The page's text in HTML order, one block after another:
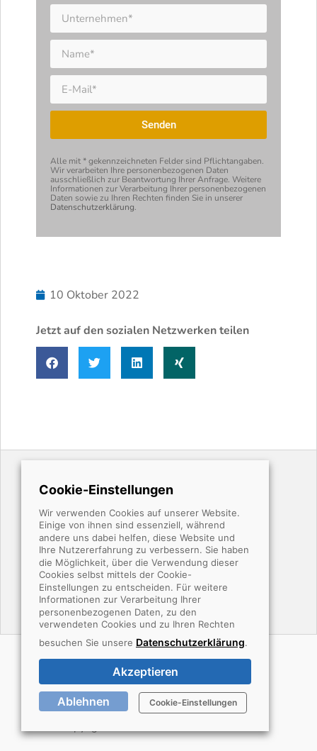
Senden
Alle mit * gekennzeichneten Felder sind Pflicht­angaben.
Wir verarbeiten Ihre personen­bezogenen Daten
ausschließlich zur Beantwortung Ihrer Anfrage. Weitere
Informationen zur Verarbeitung Ihrer personen­bezogenen
Daten sowie zu Ihren Rechten finden Sie in unserer
Datenschutzerklärung.
10 Oktober 2022
Jetzt auf den sozialen Netzwerken teilen
Karriere
Lösungen
Kontakt
AGB
Cookie-Einstellungen
Cookie-Einstellungen
Wir verwenden Cookies auf unserer Website.
Einige von ihnen sind essenziell, während
andere uns dabei helfen, diese Website und
Ihre Nutzererfahrung zu verbessern. Sie haben
die Möglichkeit, über die Verwendung dieser
Cookies selbst mittels der Cookie-
Einstellungen zu entscheiden. Für weitere
Informationen zur Verarbeitung Ihrer
personenbezogenen Daten, zu den
verwendeten Cookies und zu Ihren Rechten
besuchen Sie unsere Datenschutzerklärung.
Akzeptieren
Ablehnen Cookie-Einstellungen